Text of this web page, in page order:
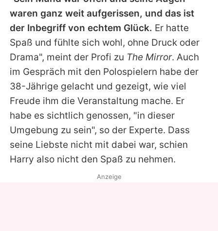
waren ganz weit aufgerissen, und das ist
der Inbegriff von echtem Glück. Er hatte
Spaß und fühlte sich wohl, ohne Druck oder
Drama", meint der Profi zu The Mirror. Auch
im Gespräch mit den Polospielern habe der
38-Jährige gelacht und gezeigt, wie viel
Freude ihm die Veranstaltung mache. Er
habe es sichtlich genossen, "in dieser
Umgebung zu sein", so der Experte. Dass
seine Liebste nicht mit dabei war, schien
Harry also nicht den Spaß zu nehmen.
Anzeige